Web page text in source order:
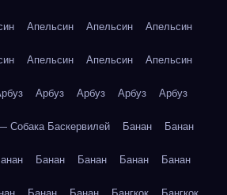
Апельсин Апельсин Апельсин
Апельсин Апельсин Апельсин
Арбуз Арбуз Арбуз Арбуз
Собака Баскервилей Банан Банан
Банан Банан Банан Банан